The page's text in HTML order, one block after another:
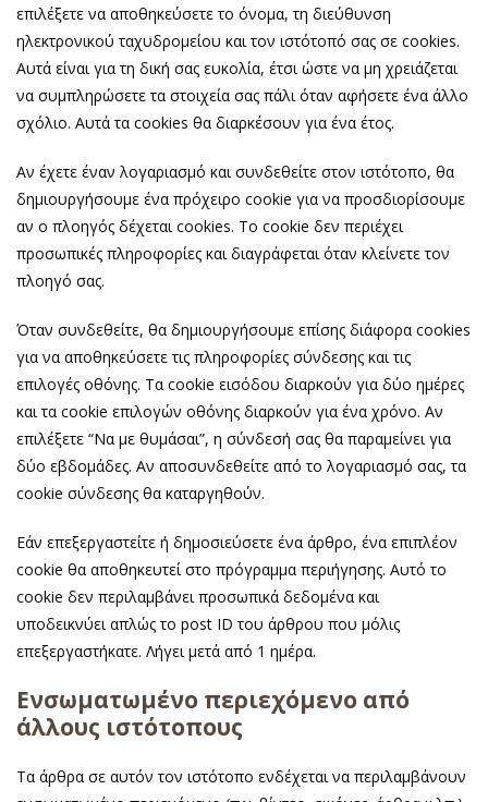
επιλέξετε να αποθηκεύσετε το όνομα, τη διεύθυνση
ηλεκτρονικού ταχυδρομείου και τον ιστότοπό σας σε cookies.
Αυτά είναι για τη δική σας ευκολία, έτσι ώστε να μη χρειάζεται
να συμπληρώσετε τα στοιχεία σας πάλι όταν αφήσετε ένα άλλο
σχόλιο. Αυτά τα cookies θα διαρκέσουν για ένα έτος.
Αν έχετε έναν λογαριασμό και συνδεθείτε στον ιστότοπο, θα
δημιουργήσουμε ένα πρόχειρο cookie για να προσδιορίσουμε
αν ο πλοηγός δέχεται cookies. Το cookie δεν περιέχει
προσωπικές πληροφορίες και διαγράφεται όταν κλείνετε τον
πλοηγό σας.
Όταν συνδεθείτε, θα δημιουργήσουμε επίσης διάφορα cookies
για να αποθηκεύσετε τις πληροφορίες σύνδεσης και τις
επιλογές οθόνης. Τα cookie εισόδου διαρκούν για δύο ημέρες
και τα cookie επιλογών οθόνης διαρκούν για ένα χρόνο. Αν
επιλέξετε “Να με θυμάσαι”, η σύνδεσή σας θα παραμείνει για
δύο εβδομάδες. Αν αποσυνδεθείτε από το λογαριασμό σας, τα
cookie σύνδεσης θα καταργηθούν.
Εάν επεξεργαστείτε ή δημοσιεύσετε ένα άρθρο, ένα επιπλέον
cookie θα αποθηκευτεί στο πρόγραμμα περιήγησης. Αυτό το
cookie δεν περιλαμβάνει προσωπικά δεδομένα και
υποδεικνύει απλώς το post ID του άρθρου που μόλις
επεξεργαστήκατε. Λήγει μετά από 1 ημέρα.
Ενσωματωμένο περιεχόμενο από
άλλους ιστότοπους
Τα άρθρα σε αυτόν τον ιστότοπο ενδέχεται να περιλαμβάνουν